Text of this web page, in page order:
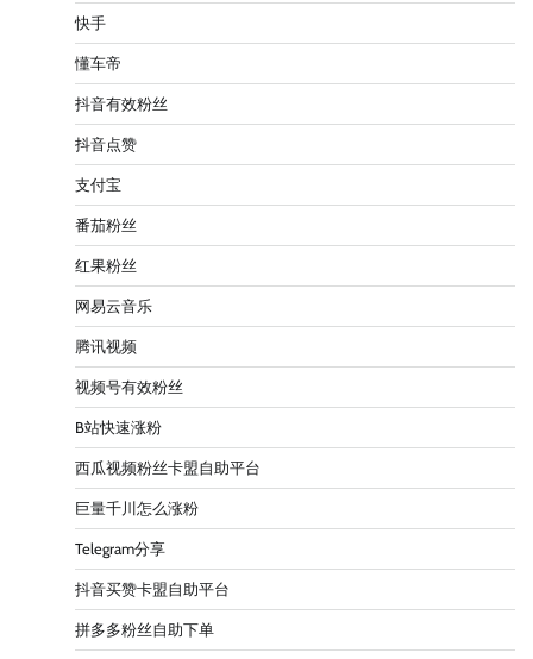
快手
懂车帝
抖音有效粉丝
抖音点赞
支付宝
番茄粉丝
红果粉丝
网易云音乐
腾讯视频
视频号有效粉丝
B站快速涨粉
西瓜视频粉丝卡盟自助平台
巨量千川怎么涨粉
Telegram分享
抖音买赞卡盟自助平台
拼多多粉丝自助下单